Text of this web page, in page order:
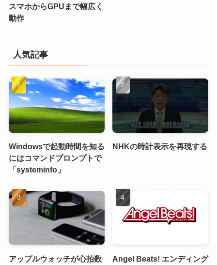
スマホからGPUまで幅広く
動作
人気記事
Windowsで起動時間を知る
にはコマンドプロンプトで
「systeminfo」
NHKの時計表示を再現する
アップルウォッチが心拍数
Angel Beats! エンディング